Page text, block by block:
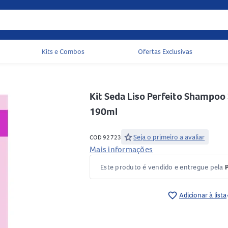
Acessos rápidos do cabeçalho
Kits e Combos Ofertas Exclusivas
Kit Seda Liso Perfeito
190ml
COD 92723 starSeja o primeiro a avaliar
Mais informações
Este produto é vendido e entregue pela
favorite_border Adicionar à lista